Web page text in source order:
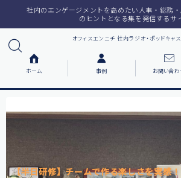
社内のエンゲージメントを高めたい人事・総務
のヒントとなる集を発信するサ
オフィスエンニチ 社内ラジオ・ポッドキャ
MENU
ラジオメルマガ
サービス一覧
ホーム 事例 お問い合わ
【半日研修】チームで作る楽しさを実感！